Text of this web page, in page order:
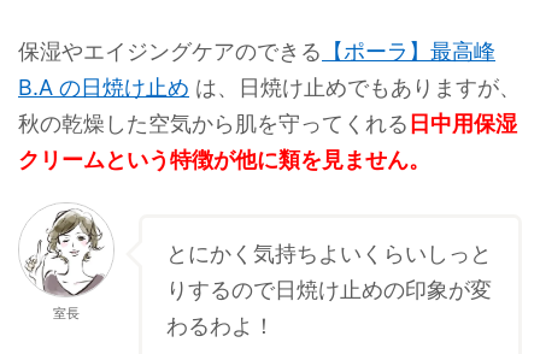
保湿やエイジングケアのできる 【ポーラ】最高峰
B.A の日焼け止め は、日焼け止めでもありますが、
秋の乾燥した空気から肌を守ってくれる 日中用保湿
クリームという特徴が他に類を見ません。
室長
とにかく気持ちよいくらいしっと
りするので日焼け止めの印象が変
わるわよ！